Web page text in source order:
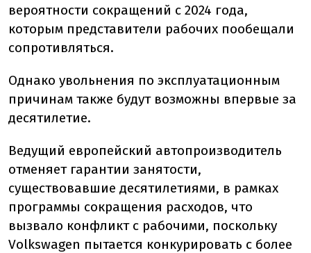
вероятности сокращений с 2024 года,
которым представители рабочих пообещали
сопротивляться.
Однако увольнения по эксплуатационным
причинам также будут возможны впервые за
десятилетие.
Ведущий европейский автопроизводитель
отменяет гарантии занятости,
существовавшие десятилетиями, в рамках
программы сокращения расходов, что
вызвало конфликт с рабочими, поскольку
Volkswagen пытается конкурировать с более